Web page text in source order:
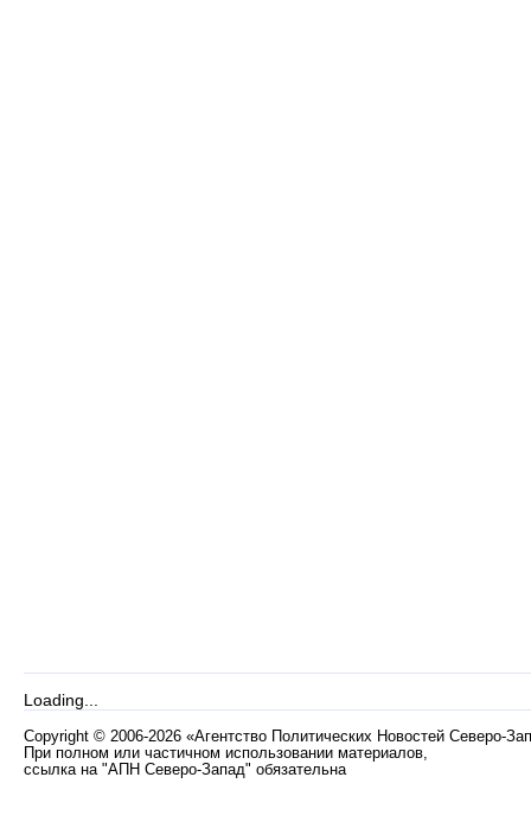
Loading...
Copyright © 2006-2026 «Агентство Политических Новостей Северо-
При полном или частичном использовании материалов,
ссылка на "АПН Северо-Запад" обязательна